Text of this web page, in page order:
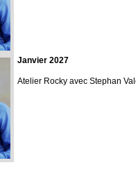
Janvier 2027
Atelier Rocky avec Stephan